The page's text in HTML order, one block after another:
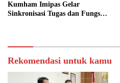
Kumham Imipas Gelar
Sinkronisasi Tugas dan Fungsi
Rekomendasi untuk kamu